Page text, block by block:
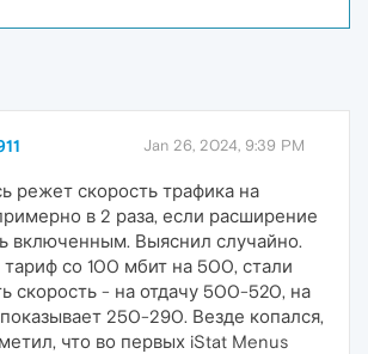
Jan 26, 2024, 9:39 PM
режет скорость трафика на
в 2 раза, если расширение
включенным. Выяснил случайно.
со 100 мбит на 500, стали
скорость - на отдачу 500-520, на
показывает 250-290. Везде копался,
что во первых iStat Menus